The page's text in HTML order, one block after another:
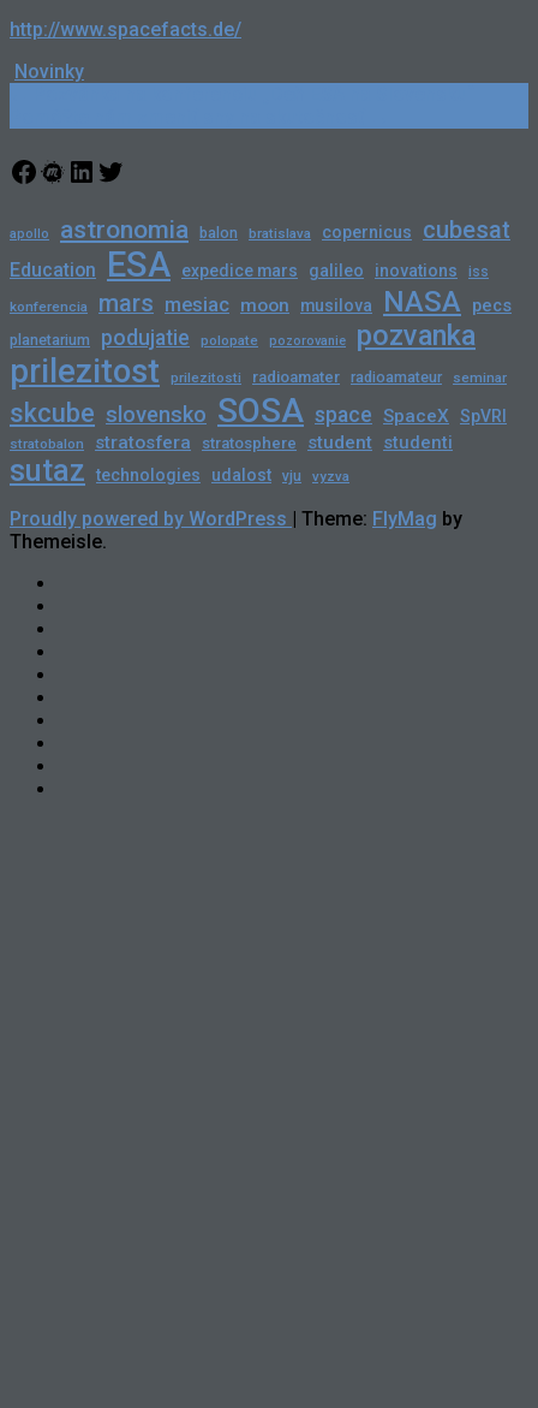
http://www.spacefacts.de/
Novinky
Facebook
Meetup
LinkedIn
Twitter
apollo astronomia balon bratislava copernicus cubesat
Education ESA expedice mars galileo inovations iss
konferencia mars mesiac moon musilova NASA pecs
planetarium podujatie polopate pozorovanie pozvanka
prilezitost prilezitosti radioamater radioamateur seminar
skcube slovensko SOSA space SpaceX SpVRI
stratobalon stratosfera stratosphere student studenti
sutaz technologies udalost vju vyzva
Proudly powered by WordPress | Theme: FlyMag by
Themeisle.